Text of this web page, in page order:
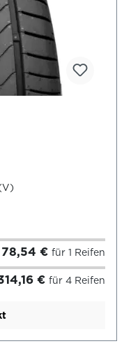
78,54 € für 1 Reifen
€ für 4 Reifen